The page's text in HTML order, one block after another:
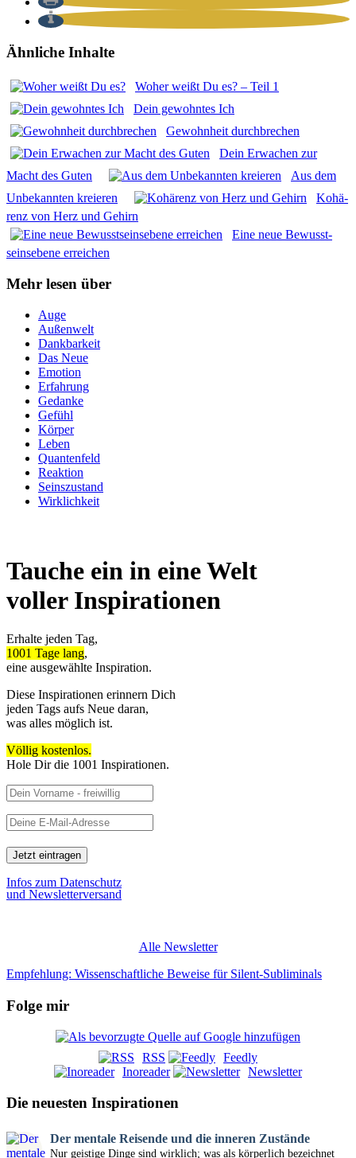
Ähnliche Inhalte
Woher weißt Du es? – Teil 1
Dein gewohn­tes Ich
Gewohn­heit durch­bre­chen
Dein Erwa­chen zur
Macht des Guten
Aus dem
Unbe­kann­ten kre­ieren
Kohä­
renz von Herz und Gehirn
Eine neue Bewusst­
seins­ebe­ne errei­chen
Mehr lesen über
Auge
Außenwelt
Dankbarkeit
Das Neue
Emotion
Erfahrung
Gedanke
Gefühl
Körper
Leben
Quantenfeld
Reaktion
Seinszustand
Wirklichkeit
Tauche ein in eine Welt
voller Inspirationen
Erhalte jeden Tag,
1001 Tage lang,
eine ausgewählte Inspiration.
Diese Inspirationen erinnern Dich
jeden Tags aufs Neue daran,
was alles möglich ist.
Völlig kostenlos.
Hole Dir die 1001 Inspirationen.
Infos zum Datenschutz
und Newsletterversand
Alle Newsletter
Empfehlung: Wissenschaftliche Beweise für Silent-Subliminals
Folge mir
RSS
Feedly
Inoreader
Newsletter
Die neuesten Inspirationen
Der mentale Reisende und die inneren Zustände
Nur geistige Dinge sind wirklich; was als körperlich bezeichnet